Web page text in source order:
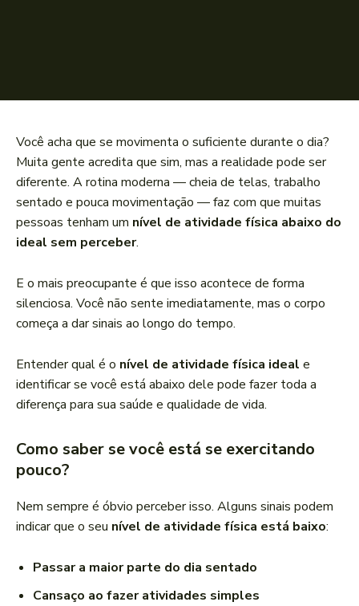
Você acha que se movimenta o suficiente durante o dia?
Muita gente acredita que sim, mas a realidade pode ser
diferente. A rotina moderna — cheia de telas, trabalho
sentado e pouca movimentação — faz com que muitas
pessoas tenham um nível de atividade física abaixo do
ideal sem perceber.
E o mais preocupante é que isso acontece de forma
silenciosa. Você não sente imediatamente, mas o corpo
começa a dar sinais ao longo do tempo.
Entender qual é o nível de atividade física ideal e
identificar se você está abaixo dele pode fazer toda a
diferença para sua saúde e qualidade de vida.
Como saber se você está se exercitando
pouco?
Nem sempre é óbvio perceber isso. Alguns sinais podem
indicar que o seu nível de atividade física está baixo:
Passar a maior parte do dia sentado
Cansaço ao fazer atividades simples